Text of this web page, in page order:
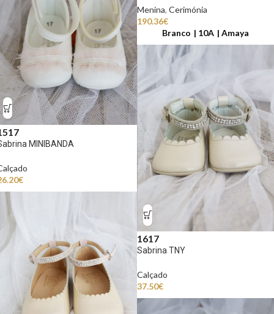
Menina, Cerimónia
190.36€
Branco
10A Amaya
17
MINIBANDA
€
1617
Sabrina TNY
Calçado
37.50€